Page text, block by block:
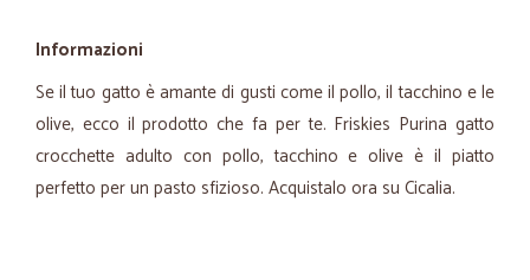
Informazioni
Se il tuo gatto è amante di gusti come il pollo, il tacchino e le
olive, ecco il prodotto che fa per te. Friskies Purina gatto
crocchette adulto con pollo, tacchino e olive è il piatto
perfetto per un pasto sfizioso. Acquistalo ora su Cicalia.